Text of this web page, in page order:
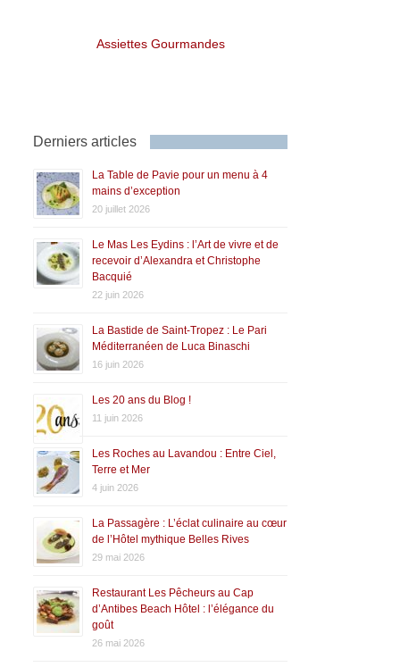
Assiettes Gourmandes
Derniers articles
La Table de Pavie pour un menu à 4
mains d’exception
20 juillet 2026
Le Mas Les Eydins : l’Art de vivre et de
recevoir d’Alexandra et Christophe
Bacquié
22 juin 2026
La Bastide de Saint-Tropez : Le Pari
Méditerranéen de Luca Binaschi
16 juin 2026
Les 20 ans du Blog !
11 juin 2026
Les Roches au Lavandou : Entre Ciel,
Terre et Mer
4 juin 2026
La Passagère : L’éclat culinaire au cœur
de l’Hôtel mythique Belles Rives
29 mai 2026
Restaurant Les Pêcheurs au Cap
d’Antibes Beach Hôtel : l’élégance du
goût
26 mai 2026